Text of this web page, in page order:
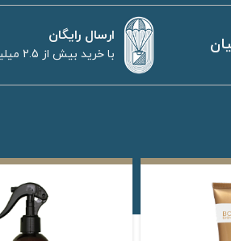
ارسال رایگان
با خرید بیش از 2.5 میلیون تومان